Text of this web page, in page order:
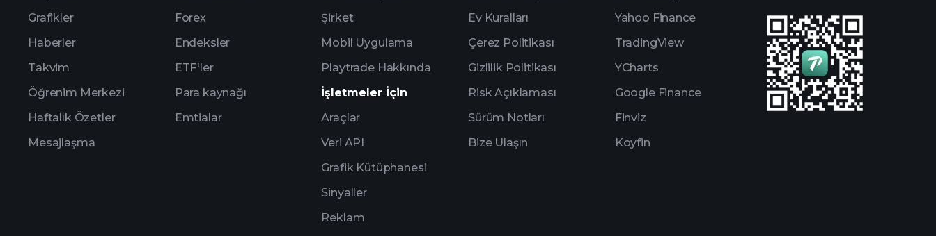
Grafikler
Haberler
Takvim
Öğrenim Merkezi
Haftalık Özetler
Mesajlaşma
Forex
Endeksler
ETF'ler
Para kaynağı
Emtialar
Şirket
Mobil Uygulama
Playtrade Hakkında
İşletmeler İçin
Araçlar
Veri API
Grafik Kütüphanesi
Sinyaller
Reklam
Ev Kuralları
Çerez Politikası
Gizlilik Politikası
Risk Açıklaması
Sürüm Notları
Bize Ulaşın
Yahoo Finance
TradingView
YCharts
Google Finance
Finviz
Koyfin